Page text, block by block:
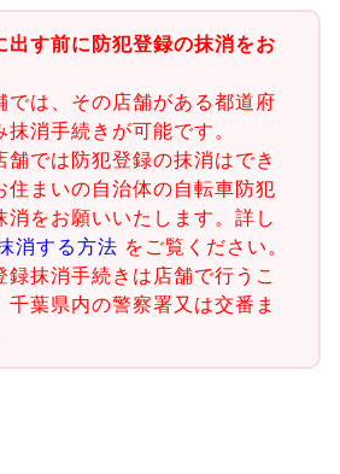
す前に防犯登録の抹消をお
は、その店舗がある都道府
消手続きが可能です。
では防犯登録の抹消はでき
住まいの自治体の自転車防犯
消をお願いいたします。詳し
消する方法 をご覧ください。
抹消手続きは店舗で行うこ
千葉県内の警察署又は交番ま